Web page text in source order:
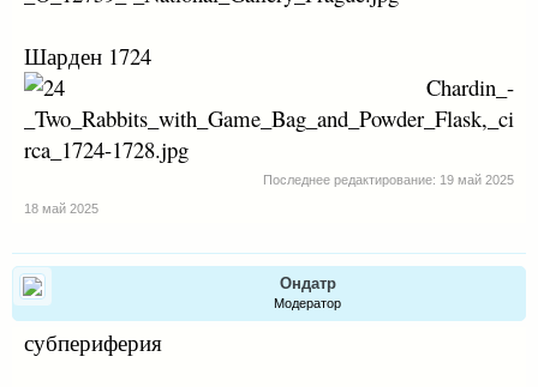
Шарден 1724
Последнее редактирование: 19 май 2025
18 май 2025
Ондатр
Модератор
субпериферия